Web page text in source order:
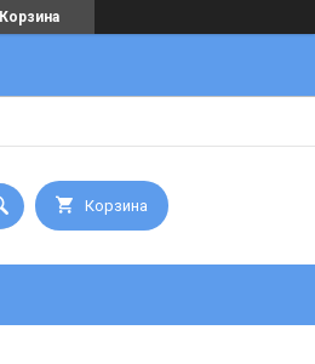
Корзина
Корзина